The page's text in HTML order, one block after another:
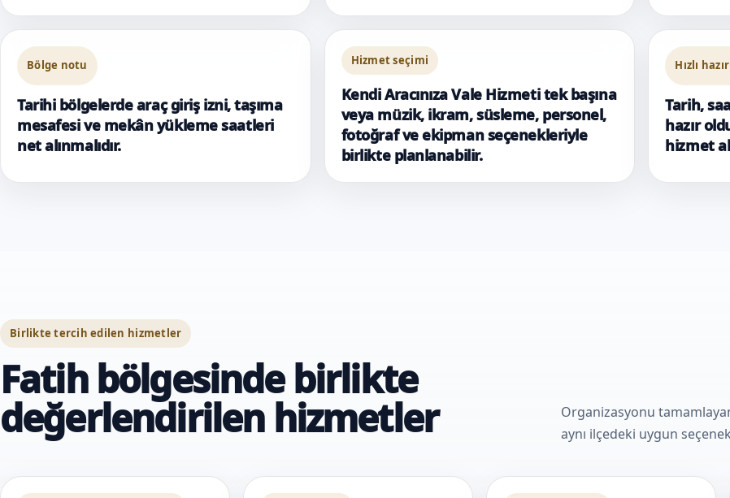
Bölge notu
Tarihi bölgelerde araç giriş izni, taşıma
mesafesi ve mekân yükleme saatleri
net alınmalıdır.
Hizmet seçimi
Kendi Aracınıza Vale Hizmeti tek başına
veya müzik, ikram, süsleme, personel,
fotoğraf ve ekipman seçenekleriyle
birlikte planlanabilir.
Hızlı
Tarih,
hazır
hizmet
Birlikte tercih edilen hizmetler
Fatih bölgesinde birlikte
değerlendirilen hizmetler
Organizasyonu
aynı ilçedeki uygun